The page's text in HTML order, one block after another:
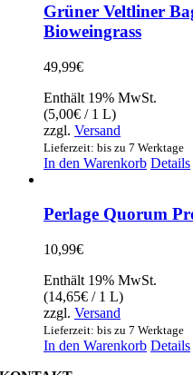
Grüner Veltliner
Bioweingrass
49,99€
Enthält 19% MwSt.
(5,00€ / 1 L)
zzgl. Versand
Lieferzeit: bis zu 7 Werktage
In den Warenkorb Details
Perlage Quorum
10,99€
Enthält 19% MwSt.
(14,65€ / 1 L)
zzgl. Versand
Lieferzeit: bis zu 7 Werktage
In den Warenkorb Details